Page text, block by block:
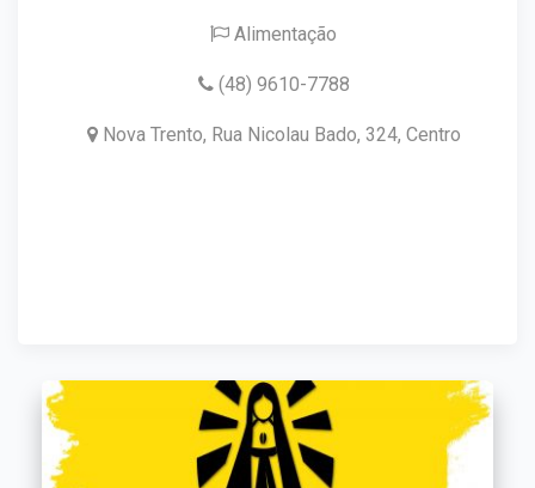
Alimentação
(48) 9610-7788
Nova Trento, Rua Nicolau Bado, 324, Centro